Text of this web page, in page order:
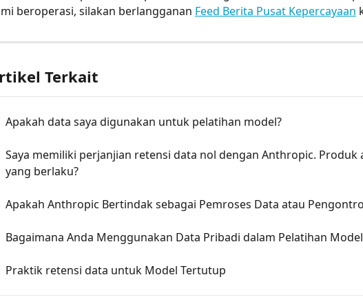
beroperasi, silakan berlangganan Feed Berita Pusat Kepercayaan
Terkait
Apakah data saya digunakan untuk pelatihan model?
Saya memiliki perjanjian retensi data nol dengan Anthropic. Produk
yang berlaku?
Apakah Anthropic Bertindak sebagai Pemroses Data atau
Bagaimana Anda Menggunakan Data Pribadi dalam Pelatihan
Praktik retensi data untuk Model Tertutup